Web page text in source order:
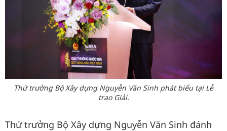
Thứ trưởng Bộ Xây dựng Nguyễn Văn Sinh phát biểu tại Lễ
trao Giải.
Thứ trưởng Bộ Xây dựng Nguyễn Văn Sinh đánh